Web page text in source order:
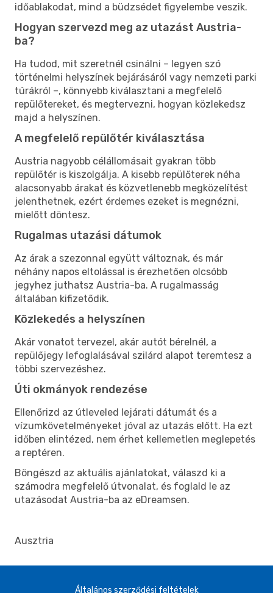
időablakodat, mind a büdzsédet figyelembe veszik.
Hogyan szervezd meg az utazást Austria-
ba?
Ha tudod, mit szeretnél csinálni – legyen szó
történelmi helyszínek bejárásáról vagy nemzeti parki
túrákról –, könnyebb kiválasztani a megfelelő
repülőtereket, és megtervezni, hogyan közlekedsz
majd a helyszínen.
A megfelelő repülőtér kiválasztása
Austria nagyobb célállomásait gyakran több
repülőtér is kiszolgálja. A kisebb repülőterek néha
alacsonyabb árakat és közvetlenebb megközelítést
jelenthetnek, ezért érdemes ezeket is megnézni,
mielőtt döntesz.
Rugalmas utazási dátumok
Az árak a szezonnal együtt változnak, és már
néhány napos eltolással is érezhetően olcsóbb
jegyhez juthatsz Austria-ba. A rugalmasság
általában kifizetődik.
Közlekedés a helyszínen
Akár vonatot tervezel, akár autót bérelnél, a
repülőjegy lefoglalásával szilárd alapot teremtesz a
többi szervezéshez.
Úti okmányok rendezése
Ellenőrizd az útleveled lejárati dátumát és a
vízumkövetelményeket jóval az utazás előtt. Ha ezt
időben elintézed, nem érhet kellemetlen meglepetés
a reptéren.
Böngészd az aktuális ajánlatokat, válaszd ki a
számodra megfelelő útvonalat, és foglald le az
utazásodat Austria-ba az eDreamsen.
Ausztria
Általános szerződési feltételek